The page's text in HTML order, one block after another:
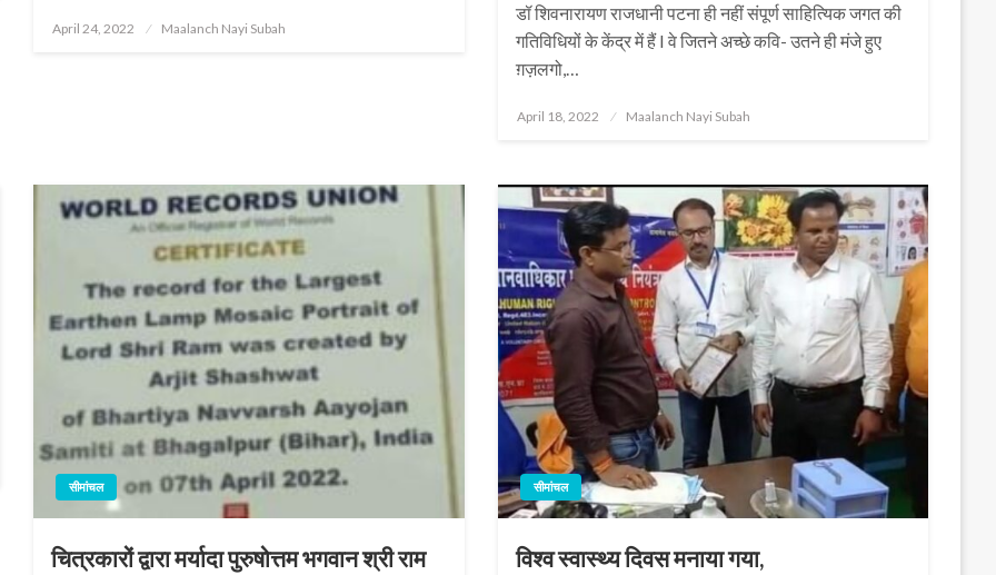
Posted
April 24, 2022 Maalanch Nayi Subah
डॉ शिवनारायण राजधानी पटना ही नहीं संपूर्ण साहित्यिक जगत की
गतिविधियों के केंद्र में हैं I वे जितने अच्छे कवि- उतने ही मंजे हुए
ग़ज़लगो,…
Posted
April 18, 2022 Maalanch Nayi Subah
सीमांचल
चित्रकारों द्वारा मर्यादा पुरुषोत्तम भगवान श्री राम
सीमांचल
विश्व स्वास्थ्य दिवस मनाया गया,